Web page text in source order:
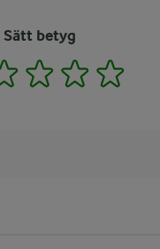
Sätt betyg
2 3 4